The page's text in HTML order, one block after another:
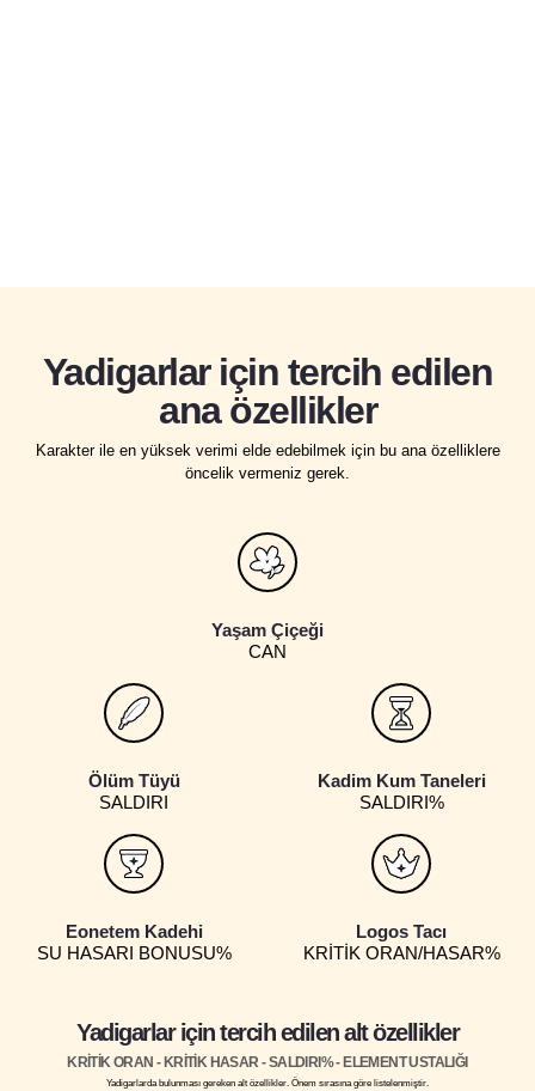
Yadigarlar için tercih edilen
ana özellikler
Karakter ile en yüksek verimi elde edebilmek için bu ana özelliklere
öncelik vermeniz gerek.
Yaşam Çiçeği
CAN
Ölüm Tüyü
SALDIRI
Kadim Kum Taneleri
SALDIRI%
Eonetem Kadehi
SU HASARI BONUSU%
Logos Tacı
KRİTİK ORAN/HASAR%
Yadigarlar için tercih edilen alt özellikler
KRİTİK ORAN - KRİTİK HASAR - SALDIRI% - ELEMENT USTALIĞI
Yadigarlarda bulunması gereken alt özellikler. Önem sırasına göre listelenmiştir.